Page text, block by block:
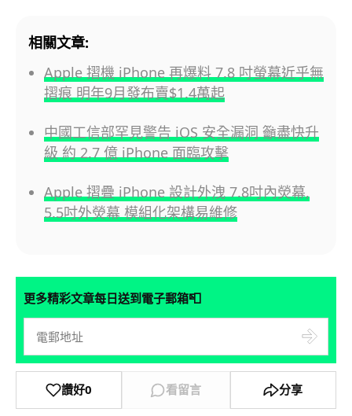
相關文章:
Apple 摺機 iPhone 再爆料 7.8 吋螢幕近乎無
摺痕 明年9月發布賣$1.4萬起
中國工信部罕見警告 iOS 安全漏洞 籲盡快升
級 約 2.7 億 iPhone 面臨攻擊
Apple 摺疊 iPhone 設計外洩 7.8吋內熒幕,
5.5吋外熒幕 模組化架構易維修
更多精彩文章每日送到電子郵箱📮
讚好0 看留言 分享